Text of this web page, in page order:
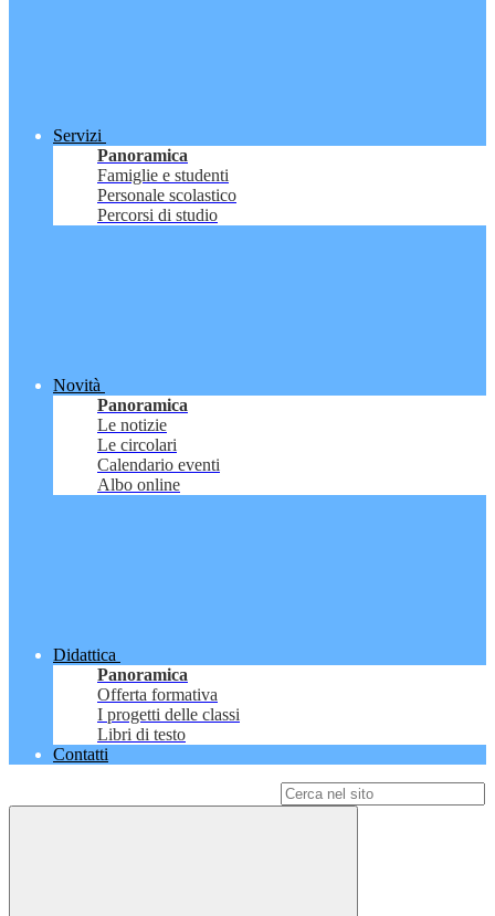
Servizi
Panoramica
Famiglie e studenti
Personale scolastico
Percorsi di studio
Novità
Panoramica
Le notizie
Le circolari
Calendario eventi
Albo online
Didattica
Panoramica
Offerta formativa
I progetti delle classi
Libri di testo
Contatti